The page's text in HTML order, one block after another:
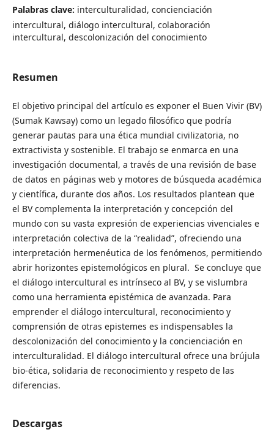
Palabras clave: interculturalidad, concienciación
intercultural, diálogo intercultural, colaboración
intercultural, descolonización del conocimiento
Resumen
El objetivo principal del artículo es exponer el Buen Vivir (BV)
(Sumak Kawsay) como un legado filosófico que podría
generar pautas para una ética mundial civilizatoria, no
extractivista y sostenible. El trabajo se enmarca en una
investigación documental, a través de una revisión de base
de datos en páginas web y motores de búsqueda académica
y científica, durante dos años. Los resultados plantean que
el BV complementa la interpretación y concepción del
mundo con su vasta expresión de experiencias vivenciales e
interpretación colectiva de la “realidad”, ofreciendo una
interpretación hermenéutica de los fenómenos, permitiendo
abrir horizontes epistemológicos en plural. Se concluye que
el diálogo intercultural es intrínseco al BV, y se vislumbra
como una herramienta epistémica de avanzada. Para
emprender el diálogo intercultural, reconocimiento y
comprensión de otras epistemes es indispensables la
descolonización del conocimiento y la concienciación en
interculturalidad. El diálogo intercultural ofrece una brújula
bio-ética, solidaria de reconocimiento y respeto de las
diferencias.
Descargas